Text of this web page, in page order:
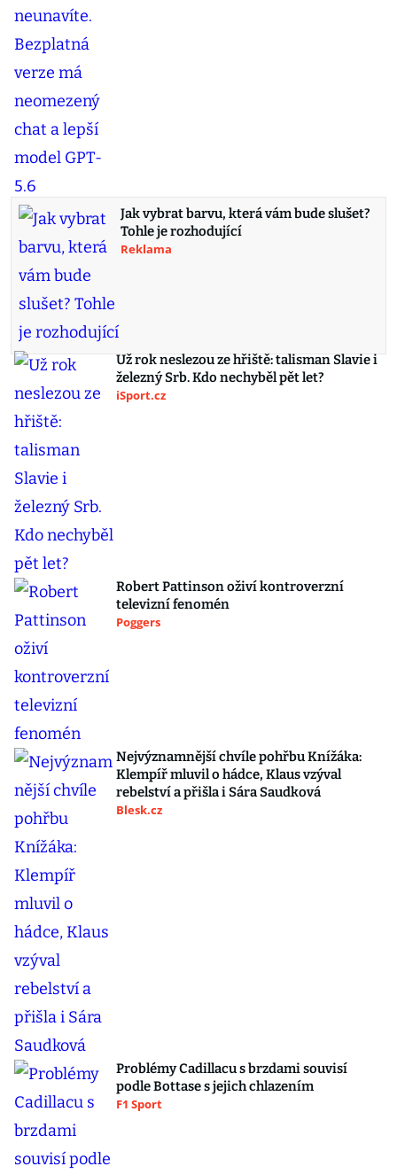
Jak vybrat barvu, která vám bude slušet?
Tohle je rozhodující
Reklama
Už rok neslezou ze hřiště: talisman Slavie i
železný Srb. Kdo nechyběl pět let?
iSport.cz
Robert Pattinson oživí kontroverzní
televizní fenomén
Poggers
Nejvýznamnější chvíle pohřbu Knížáka:
Klempíř mluvil o hádce, Klaus vzýval
rebelství a přišla i Sára Saudková
Blesk.cz
Problémy Cadillacu s brzdami souvisí
podle Bottase s jejich chlazením
F1 Sport